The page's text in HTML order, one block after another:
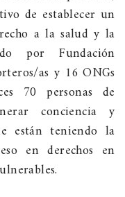
de establecer un
a la salud y la
por Fundación
as y 16 ONGs
70 personas de
conciencia y
están teniendo la
en derechos en